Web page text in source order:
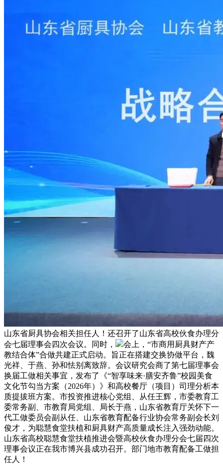
山东省厨具协会相关担任人！还召开了山东省高校伙食办理分
会七届理事会四次会议。同时，
会上，“市商用厨具财产产
教结合体”合做共建正式启动。旨正在搭建交换协做平台，魏
光祥、于燕、孙和怯别离致辞。会议研究会商了第七届理事会
换届工做相关事宜，发布了《“智享味来·膳安齐鲁”校园美食
文化节勾当方案（2026年）》和高校餐厅（项目）司理分析本
质提拔班方案。市投资推进核心党组、从任王辉，市委教育工
委常务副、市教育局党组、局长于燕，山东省教育厅关怀下一
代工做委员会副从任、山东省教育配备行业协会常务副会长刘
俊才，为聪慧食堂扶植和厨具财产高质量成长注入强劲动能。
山东省高校聪慧食堂扶植推进会暨高校伙食办理分会七届四次
理事会议正在我市博兴县成功召开。部门地市教育配备工做担
任人！